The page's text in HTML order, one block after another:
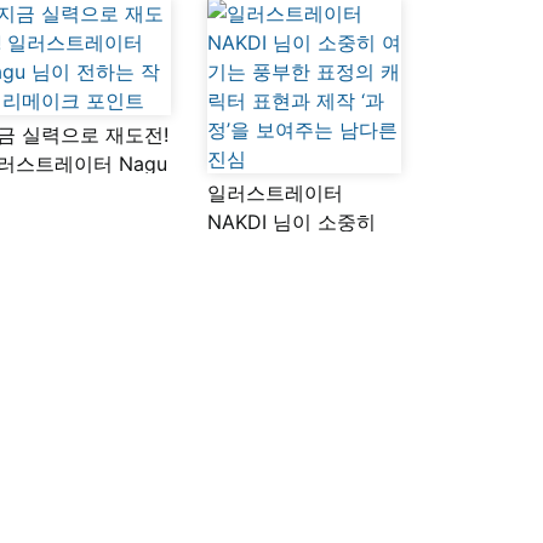
실력으로 재도전!
스트레이터 Nagu
일러스트레이터
NAKDI 님이 소중히